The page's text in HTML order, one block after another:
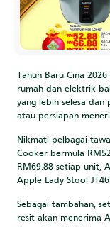
Tahun Baru Cina
rumah dan elektrik
yang lebih selesa dan
atau persiapan
Nikmati pelbagai
Cooker bermula
RM69.88 setiap unit,
Apple Lady Stool
Sebagai tambahan,
resit akan menerima